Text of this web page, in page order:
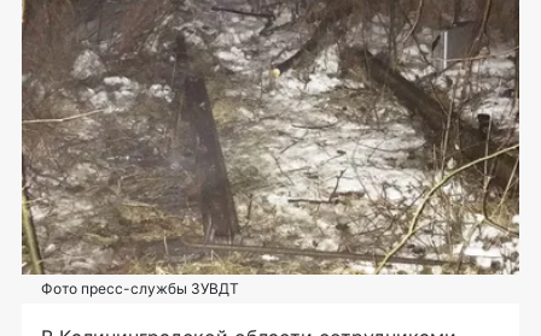
Фото пресс-службы ЗУВДТ